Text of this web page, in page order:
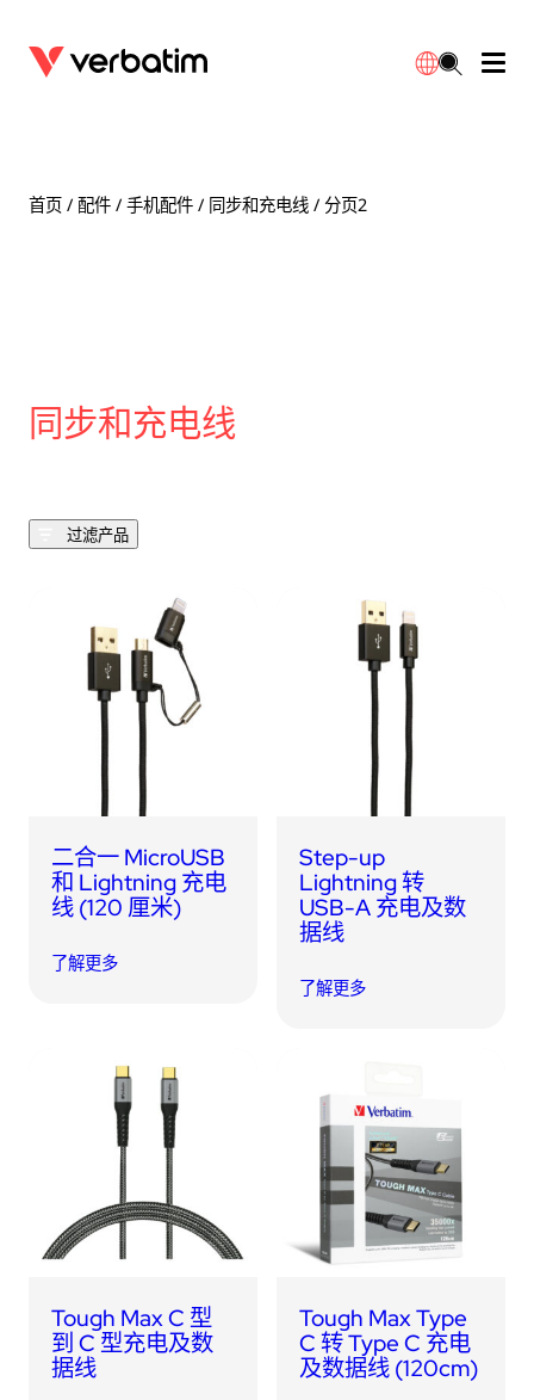
首页 / 配件 / 手机配件 / 同步和充电线 / 分页2
同步和充电线
过滤产品
二合一 MicroUSB
和 Lightning 充电
线 (120 厘米)
了解更多
Step-up
Lightning 转
USB-A 充电及数
据线
了解更多
Tough Max C 型
到 C 型充电及数
据线
Tough Max Type
C 转 Type C 充电
及数据线 (120cm)
配件
下载